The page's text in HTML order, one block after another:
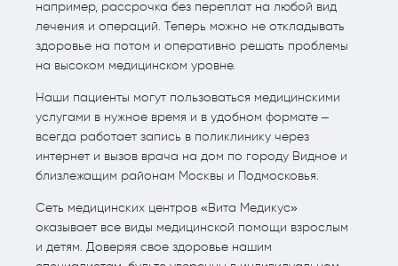
например, рассрочка без переплат на любой вид
лечения и операций. Теперь можно не откладывать
здоровье на потом и оперативно решать проблемы
на высоком медицинском уровне.
Наши пациенты могут пользоваться медицинскими
услугами в нужное время и в удобном формате –
всегда работает запись в поликлинику через
интернет и вызов врача на дом по городу Видное и
близлежащим районам Москвы и Подмосковья.
Сеть медицинских центров «Вита Медикус»
оказывает все виды медицинской помощи взрослым
и детям. Доверяя свое здоровье нашим